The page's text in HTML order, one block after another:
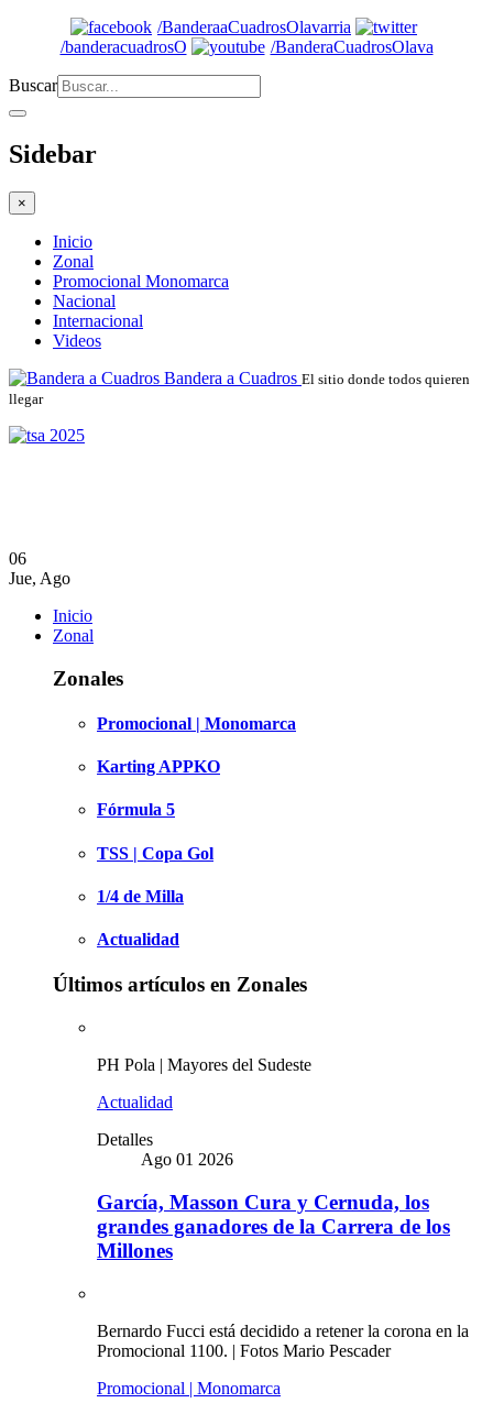
/BanderaaCuadrosOlavarria
/banderacuadrosO
/BanderaCuadrosOlava
Buscar
Sidebar
×
Inicio
Zonal
Promocional Monomarca
Nacional
Internacional
Videos
Bandera a Cuadros El sitio donde todos quieren
llegar
06
Jue, Ago
Inicio
Zonal
Zonales
Promocional | Monomarca
Karting APPKO
Fórmula 5
TSS | Copa Gol
1/4 de Milla
Actualidad
Últimos artículos en Zonales
PH Pola | Mayores del Sudeste
Actualidad
Detalles
Ago 01 2026
García, Masson Cura y Cernuda, los
grandes ganadores de la Carrera de los
Millones
Bernardo Fucci está decidido a retener la corona en la
Promocional 1100. | Fotos Mario Pescader
Promocional | Monomarca